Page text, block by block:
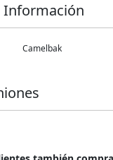
Información
Camelbak